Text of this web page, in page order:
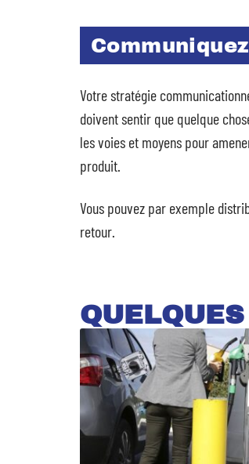
Votre stratégie
doivent sentir que quelque
les voies et moyens pour
produit.
Vous pouvez par exemple
retour.